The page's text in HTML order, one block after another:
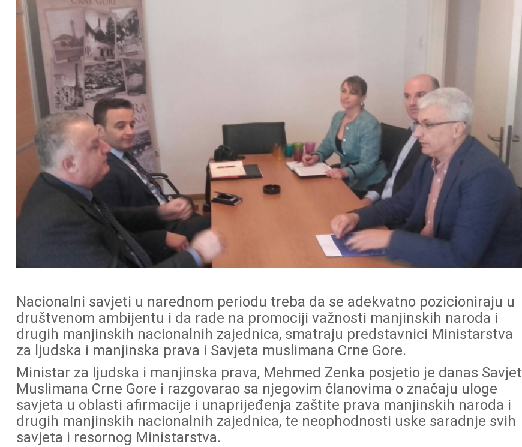
Nacionalni savjeti u narednom periodu treba da se adekvatno pozicioniraju u
društvenom ambijentu i da rade na promociji važnosti manjinskih naroda i
drugih manjinskih nacionalnih zajednica, smatraju predstavnici Ministarstva
za ljudska i manjinska prava i Savjeta muslimana Crne Gore.
Ministar za ljudska i manjinska prava, Mehmed Zenka posjetio je danas Savjet
Muslimana Crne Gore i razgovarao sa njegovim članovima o značaju uloge
savjeta u oblasti afirmacije i unaprijeđenja zaštite prava manjinskih naroda i
drugih manjinskih nacionalnih zajednica, te neophodnosti uske saradnje svih
savjeta i resornog Ministarstva.